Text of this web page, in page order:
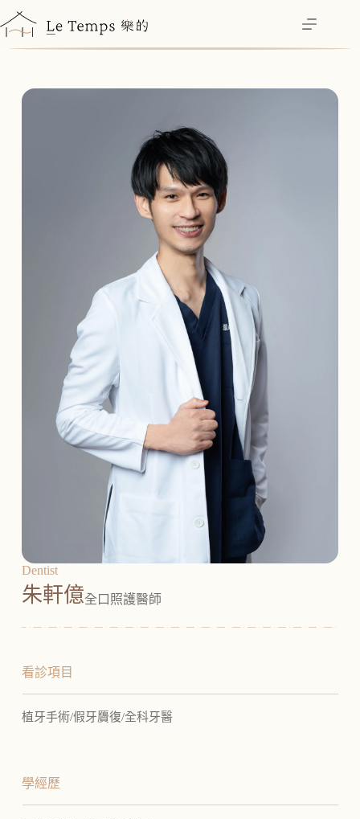
至
主
Dentist
朱軒億全口照護醫師
看診項目
植牙手術/假牙贗復/全科牙醫
學經歷